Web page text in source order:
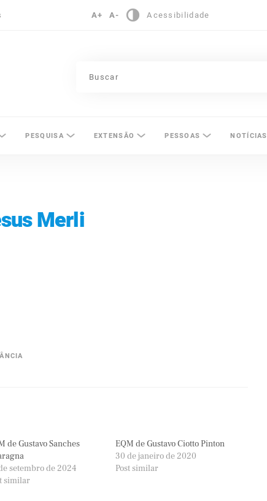
A+ A- Acessibilidade
PESQUISA EXTENSÃO PESSOAS NOTÍCIAS
Merli
de Gustavo Sanches
setembro de 2024
similar
EQM de Gustavo Ciotto Pinton
30 de janeiro de 2020
Post similar